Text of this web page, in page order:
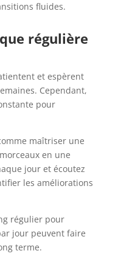
fluides.
régulière
et espèrent
Cependant,
pour
maîtriser une
en une
jour et écoutez
les améliorations
régulier pour
jour peuvent faire
terme.